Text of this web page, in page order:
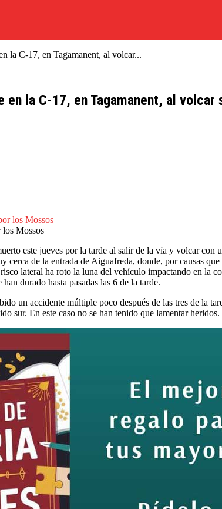
la C-17, en Tagamanent, al volcar...
la C-17, en Tagamanent, al volcar
Mossos
este jueves por la tarde al salir de la vía y volcarcon
cerca de la entrada de Aiguafreda, donde, por causas que
lateral ha roto la luna del vehículo impactando en la
durado hasta pasadas las 6 de la tarde.
un accidente múltiple poco después de las tres de la
sur. En este caso no se han tenido que lamentar heridos.